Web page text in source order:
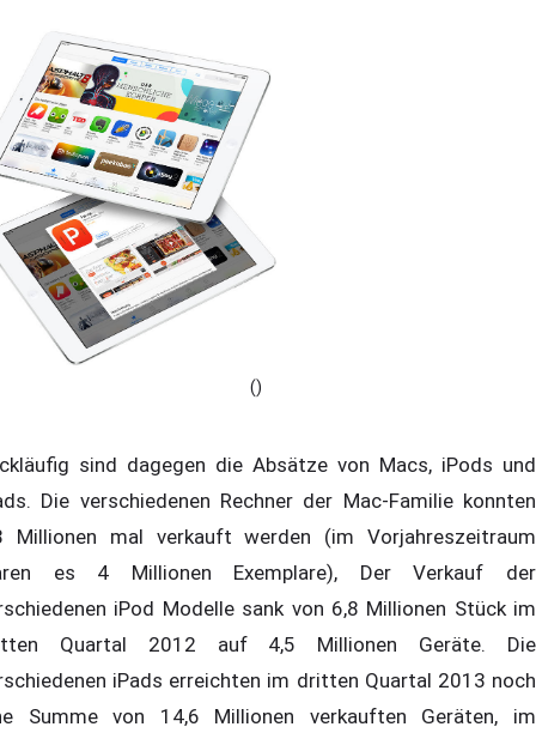
()
sind dagegen die Absätze von Macs, iPods und
Die verschiedenen Rechner der Mac-Familie konnten
Millionen mal verkauft werden (im Vorjahreszeitraum
es 4 Millionen Exemplare), Der Verkauf der
iPod Modelle sank von 6,8 Millionen Stück im
Quartal 2012 auf 4,5 Millionen Geräte. Die
iPads erreichten im dritten Quartal 2013 noch
Summe von 14,6 Millionen verkauften Geräten, im